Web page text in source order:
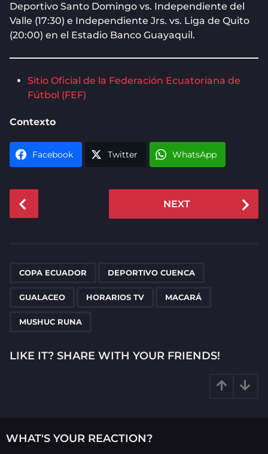
Deportivo Santo Domingo vs. Independiente del
Valle (17:30) e Independiente Jrs. vs. Liga de Quito
(20:00) en el Estadio Banco Guayaquil.
Sitio Oficial de la Federación Ecuatoriana de
Fútbol (FEF)
Contexto
Facebook Twitter WhatsApp
o
t
NEXT
COPA ECUADOR DEPORTIVO CUENCA
GUALACEO HORARIOS TV MACARÁ
MUSHUC RUNA
LIKE IT? SHARE WITH YOUR FRIENDS!
WHAT'S YOUR REACTION?